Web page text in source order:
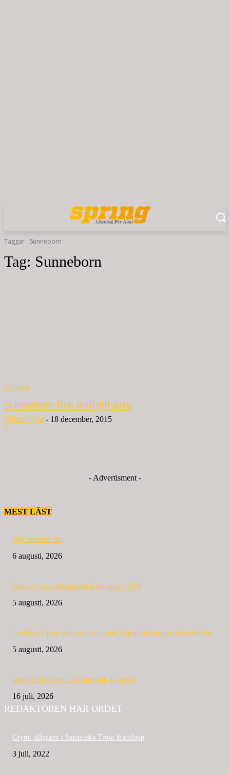
Taggar Sunneborn
Tag: Sunneborn
Nyheter
Sunneborn fick ärofyllt pris
Mikael Grip - 18 december, 2015
0
- Advertisment -
MEST LÄST
Nytt nummer ute
6 augusti, 2026
Bildspel Sparbanksjoggen Katrineholm 2026
5 augusti, 2026
Landslagslöpare satte nya banrekord i Sparbanksjoggen Katrineholm
5 augusti, 2026
Dags för löparfest i Katrineholm 4 augusti
16 juli, 2026
REDAKTÖREN HAR ORDET
Grymt plågsamt i fantastiska Trosa Stadslopp
3 juli, 2022